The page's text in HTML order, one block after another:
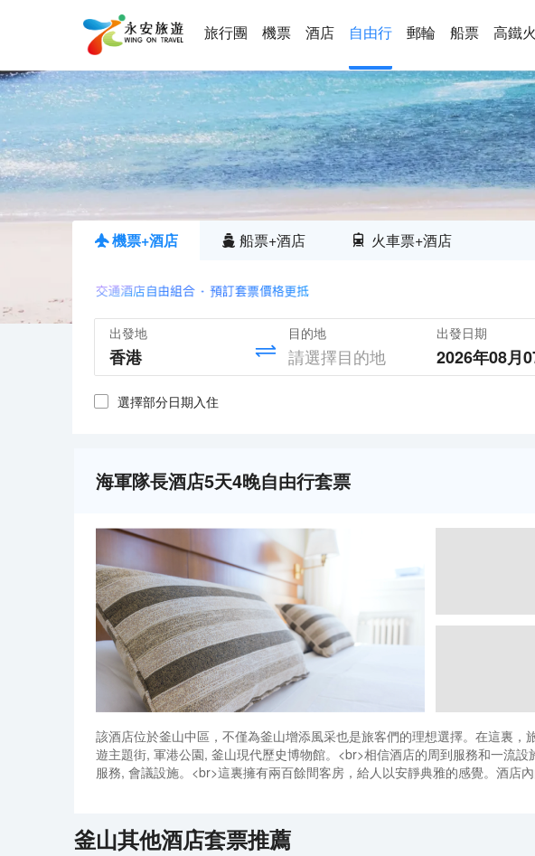
旅行團 機票 酒店 自由行 郵輪 船票 高鐵
機票+酒店 船票+酒店 火車票+酒店
出發地 目的地 出發日期
2026年08月
選擇部分日期入住
海軍隊長酒店5天4晚自由行套票
該酒店位於釜山中區，不僅為釜山增添風采也是旅客們的理想選擇。在這裏
遊主題街, 軍港公園, 釜山現代歷史博物館。<br>相信酒店的周到服務和一流
服務, 會議設施。<br>這裏擁有兩百餘間客房，給人以安靜典雅的感覺。酒店
讓該酒店成為釜山旅遊的理想留宿酒店。<br>從酒店至釜山站及南浦洞主要
該酒店位於釜山中區，不僅為釜山增添風采也是旅客們的理想選擇。在這裏
服務, 會議設施。<br>這裏擁有兩百餘間客房，給人以安靜典雅的感覺。酒
讓該酒店成為釜山旅遊的理想留宿酒店。<br>從酒店至釜山站及南浦洞主要
釜山其他酒店套票推薦